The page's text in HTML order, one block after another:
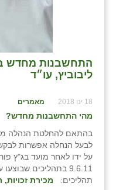
ליבוביץ, עו״ד
18 ינו 2018 מאמרים
מהי התחשבנות מחדש?
לבעל הנחלה אפשרות לבקש
על ידו לאחר מועד בג"ץ
9.6.11 בתהליכים
תהליכים: מכירת